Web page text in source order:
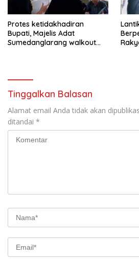
Protes ketidakhadiran
Bupati, Majelis Adat
Sumedanglarang walkout
Tinggalkan Balasan
Alamat email Anda tidak akan
ditandai *